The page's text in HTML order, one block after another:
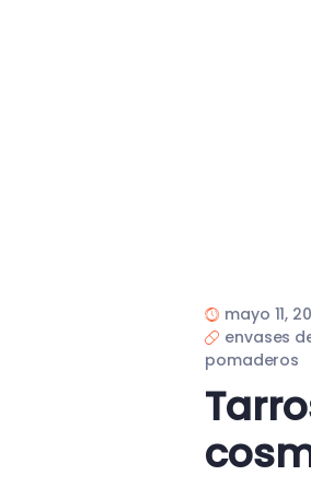
mayo 11,
envases
pomaderos